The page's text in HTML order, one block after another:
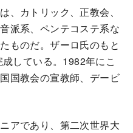
、カトリック、正教会、
派系、ペンテコステ系な
ものだ。ザーロ氏のもと
している。1982年にこ
国教会の宣教師、デービ
アであり、第二次世界大